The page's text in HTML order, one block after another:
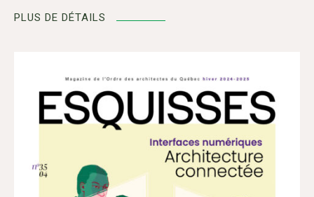
PLUS DE DÉTAILS